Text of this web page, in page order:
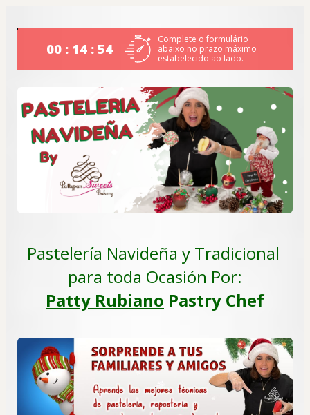
00 : 14 : 53
Complete o formulário
abaixo no prazo máximo
estabelecido ao lado.
Pastelería Navideña y Tradicional
para toda Ocasión Por:
Patty Rubiano Pastry Chef